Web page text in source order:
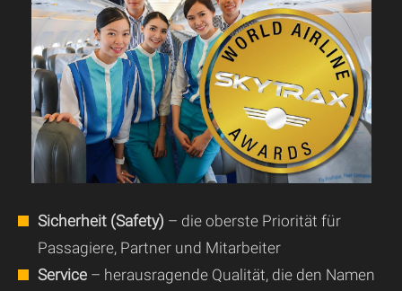
Sicherheit (Safety) – die oberste Priorität für
Passagiere, Partner und Mitarbeiter
Service– herausragende Qualität, die den Namen